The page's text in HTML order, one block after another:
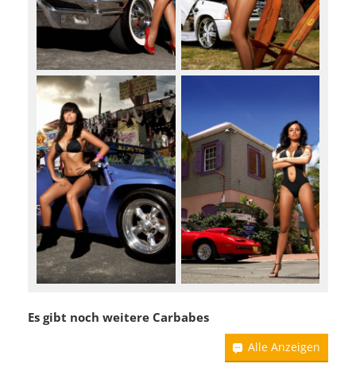
Es gibt noch weitere Carbabes
Alle Anzeigen